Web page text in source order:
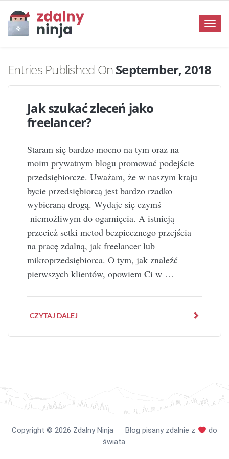
Toggle
Entries Published OnSeptember, 2018
Jak szukać zleceń jako
freelancer?
Staram się bardzo mocno na tym oraz na
moim prywatnym blogu promować podejście
przedsiębiorcze. Uważam, że w naszym kraju
bycie przedsiębiorcą jest bardzo rzadko
wybieraną drogą. Wydaje się czymś
niemożliwym do ogarnięcia. A istnieją
przecież setki metod bezpiecznego przejścia
na pracę zdalną, jak freelancer lub
mikroprzedsiębiorca. O tym, jak znaleźć
pierwszych klientów, opowiem Ci w …
CZYTAJ DALEJ
Copyright©️ 2026 Zdalny Ninja Blog pisany zdalnie z
do
świata.